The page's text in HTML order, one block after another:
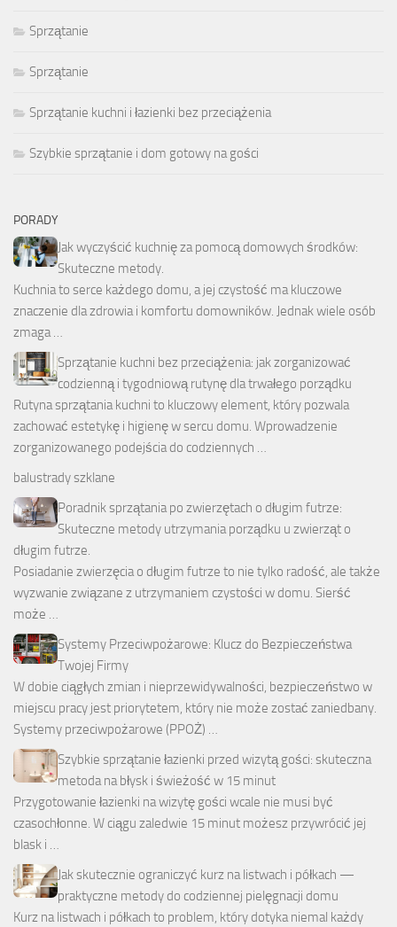
Sprzątanie
Sprzątanie
Sprzątanie kuchni i łazienki bez przeciążenia
Szybkie sprzątanie i dom gotowy na gości
PORADY
Jak wyczyścić kuchnię za pomocą domowych środków:
Skuteczne metody.
Kuchnia to serce każdego domu, a jej czystość ma kluczowe
znaczenie dla zdrowia i komfortu domowników. Jednak wiele osób
zmaga …
Sprzątanie kuchni bez przeciążenia: jak zorganizować
codzienną i tygodniową rutynę dla trwałego porządku
Rutyna sprzątania kuchni to kluczowy element, który pozwala
zachować estetykę i higienę w sercu domu. Wprowadzenie
zorganizowanego podejścia do codziennych …
balustrady szklane
Poradnik sprzątania po zwierzętach o długim futrze:
Skuteczne metody utrzymania porządku u zwierząt o
długim futrze.
Posiadanie zwierzęcia o długim futrze to nie tylko radość, ale także
wyzwanie związane z utrzymaniem czystości w domu. Sierść
może …
Systemy Przeciwpożarowe: Klucz do Bezpieczeństwa
Twojej Firmy
W dobie ciągłych zmian i nieprzewidywalności, bezpieczeństwo w
miejscu pracy jest priorytetem, który nie może zostać zaniedbany.
Systemy przeciwpożarowe (PPOŻ) …
Szybkie sprzątanie łazienki przed wizytą gości: skuteczna
metoda na błysk i świeżość w 15 minut
Przygotowanie łazienki na wizytę gości wcale nie musi być
czasochłonne. W ciągu zaledwie 15 minut możesz przywrócić jej
blask i …
Jak skutecznie ograniczyć kurz na listwach i półkach —
praktyczne metody do codziennej pielęgnacji domu
Kurz na listwach i półkach to problem, który dotyka niemal każdy